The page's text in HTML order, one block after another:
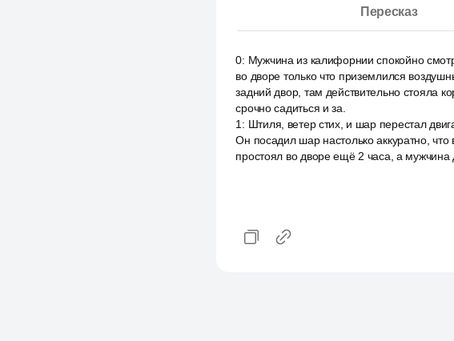
Пересказ
0: Мужчина из калифорнии спокойно
во дворе только что приземлился
задний двор, там действительно стояла
срочно садиться и за.
1 : Штиля, ветер стих, и шар перестал
Он посадил шар настолько аккуратно,
простоял во дворе ещё 2 часа, а